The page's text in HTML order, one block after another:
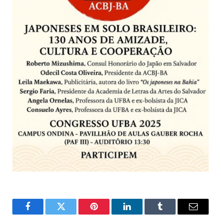
FacebookTwitter Pinterest LinkedInTumblr Email